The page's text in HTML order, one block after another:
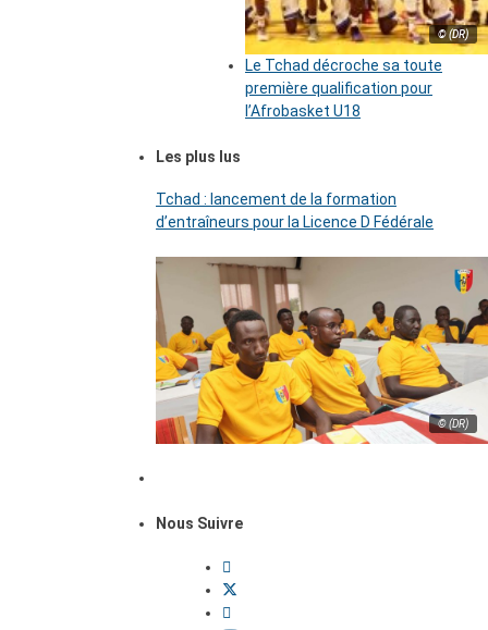
© (DR)
Le Tchad décroche sa toute
première qualification pour
l’Afrobasket U18
Les plus lus
Tchad : lancement de la formation
d’entraîneurs pour la Licence D Fédérale
© (DR)
Nous Suivre